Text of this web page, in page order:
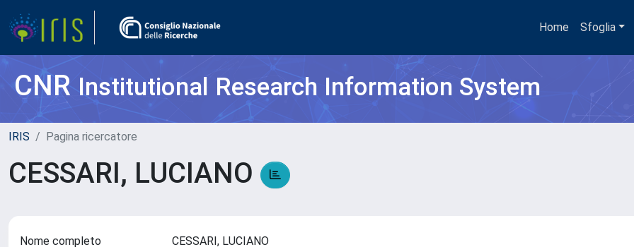
Home Sfoglia
CNRInstitutional Research Information System
IRIS Pagina ricercatore
CESSARI, LUCIANO
Nome completo CESSARI, LUCIANO